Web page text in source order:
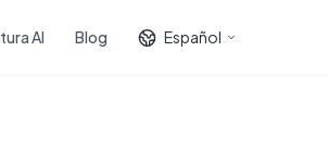
AI Blog Español